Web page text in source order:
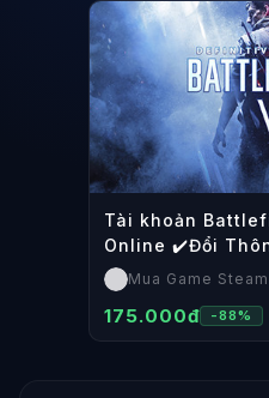
Tài khoản
Online ✔️Đổi
Mua Game
175.000đ -88%